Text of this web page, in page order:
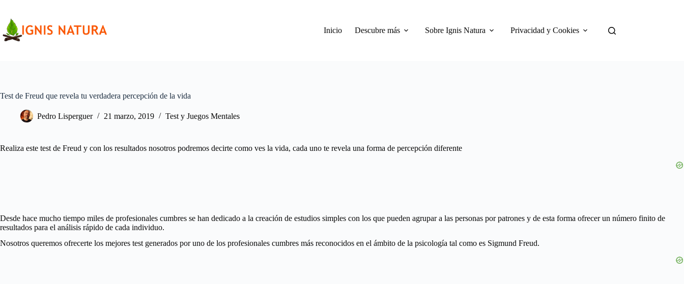
contenido
Inicio
Descubre más Sobre Ignis Natura Privacidad y Cookies
Test de Freud que revela tu verdadera percepción de la vida
Pedro Lisperguer 21 marzo, 2019 Test y Juegos Mentales
Realiza este test de Freud y con los resultados nosotros podremos decirte como ves la vida, cada uno te revela una forma de percepción diferente
Desde hace mucho tiempo miles de profesionales cumbres se han dedicado a la creación de estudios simples con los que pueden agrupar a las personas por patrones y de esta forma ofrecer un número finito de
resultados para el análisis rápido de cada individuo.
Nosotros queremos ofrecerte los mejores test generados por uno de los profesionales cumbres más reconocidos en el ámbito de la psicología tal como es Sigmund Freud.